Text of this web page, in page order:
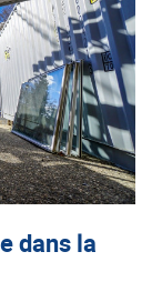
dans la